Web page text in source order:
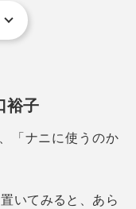
き」の技術が使わ
磨したもの」と聞
裕子
「ナニに使うのか
いてみると、あら